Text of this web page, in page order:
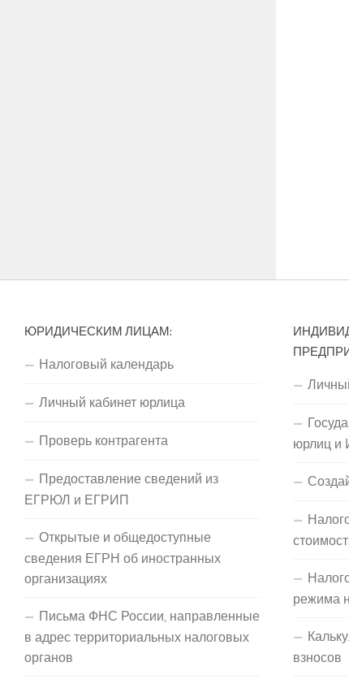
ЮРИДИЧЕСКИМ ЛИЦАМ:
Налоговый календарь
Личный кабинет юрлица
Проверь контрагента
Предоставление сведений из
ЕГРЮЛ и ЕГРИП
Открытые и общедоступные
сведения ЕГРН об иностранных
организациях
Письма ФНС России, направленные
в адрес территориальных налоговых
органов
юрлиц и
режима
взносов